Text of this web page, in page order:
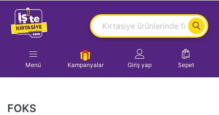
Menü Kampanyalar Giriş yap Sepet
FOKS